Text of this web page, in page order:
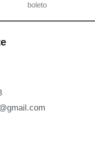
boleto